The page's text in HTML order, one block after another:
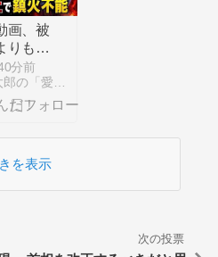
作成し
】
画、被
りも高
り添い
、さら
来るの
、大炎
分前
を表示
次の投票